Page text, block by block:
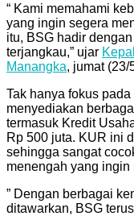
“ Kami memahami
yang ingin segera
itu, BSG hadir
terjangkau,” ujar
Manangka, jumat (23/
Tak hanya fokus
menyediakan
termasuk Kredit
Rp 500 juta. KUR ini
sehingga sangat
menengah yang
” Dengan berbagai
ditawarkan, BSG